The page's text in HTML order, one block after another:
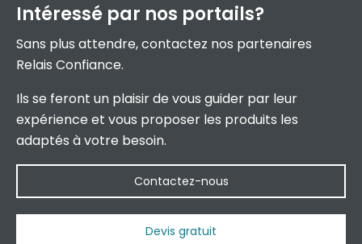
Intéressé par nos portails?
Sans plus attendre, contactez nos partenaires
Relais Confiance.
Ils se feront un plaisir de vous guider par leur
expérience et vous proposer les produits les
adaptés à votre besoin.
Contactez-nous
Devis gratuit